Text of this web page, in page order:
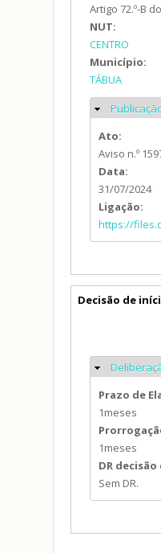
Artigo 72.º-B
NUT:
CENTRO
Município:
TÁBUA
Ocultar
Ato:
Aviso n.º
Data:
31/07/2024
Ligação:
https://
AS
Decisão de
Ocultar
Prazo de
1meses
1meses
DR
Sem DR.